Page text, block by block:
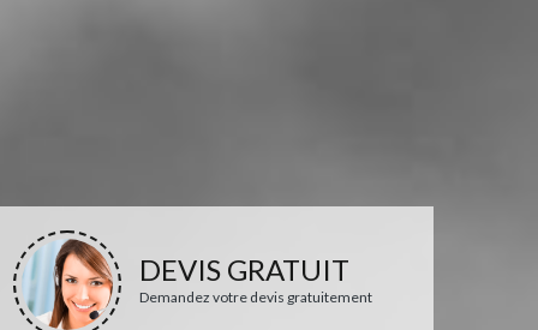
DEVIS GRATUIT
Demandez votre devis gratuitement